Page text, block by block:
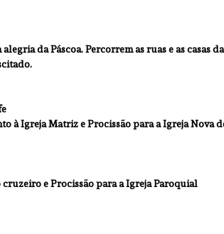
da Páscoa. Percorrem as ruas e as casas
à Igreja Matriz e Procissão para a Igreja Nova
e Procissão para a Igreja Paroquial